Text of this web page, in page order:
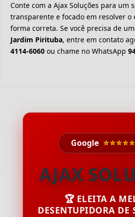
Conte com a Ajax Soluções para um
transparente e focado em resolver o
forma correta. Se você precisa de
Jardim Pirituba, entre em contato
4114-6060 ou chame no WhatsApp
Google ⭐⭐⭐⭐⭐
AJAX
🏆 ELEITA A
DESENTUPIDORA DE